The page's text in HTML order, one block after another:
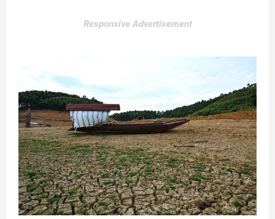
Responsive Advertisement